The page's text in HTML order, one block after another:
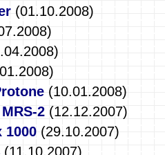
(01.10.2008)
(10.01.2008)
2 (12.12.2007)
1000 (29.10.2007)
(11.10.2007)